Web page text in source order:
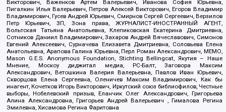
Викторович, Важенков Артем Валерьевич, Иванова София Юрьевна,
Пигалкин Илья Валерьевич, Петров Алексей Викторович, Егоров Владимир
Владимирович, Гусев Андрей Юрьевич, Смирнов Сергей Сергеевич, Верзилов
Петр Юрьевич, ЗП, Зона права, ЖУРНАЛИСТ-ИНОСТРАННЫЙ АГЕНТ,
Вольтская Татьяна Анатольевна, Клепиковская Екатерина Дмитриевна,
Сотников Даниил Владимирович, Захаров Андрей Вячеславович, Симонов
Евгений Алексеевич, Сурначева Елизавета Дмитриевна, Соловьева Елена
Анатольевна, Арапова Галина Юрьевна, Перл Роман Александрович, МЕМО,
Mason G.E.S. Anonymous Foundation, Stichting Bellingcat, Якутия – Наше
Мнение, Москоу диджитал медиа, РС-Балт, Заговора Максим
Александрович, Ветошкина Валерия Валерьевна, Павлов Иван Юрьевич,
Скворцова Елена Сергеевна, Оленичев Максим Владимирович, Как бы
инагент, Кочетков Игорь Викторович, Иркутский союз библиофилов, Честные
выборы, Нобелевский призыв, Еланчик Олег Александрович, Григорьева
Алина Александровна, Григорьев Андрей Валерьевич , Гималова Регина
Эмилевна, Хисамова Регина Фаритовна